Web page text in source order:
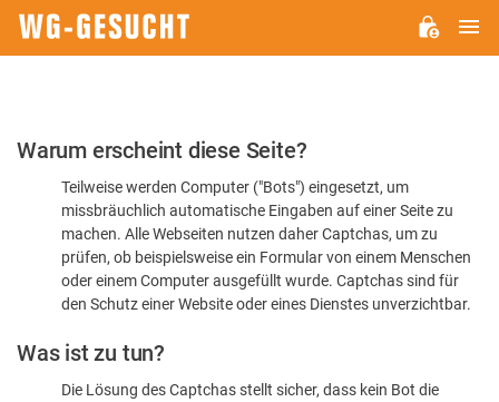
Bitte
dass
sind
Warum erscheint diese Seite?
Teilweise werden Computer ("Bots") eingesetzt, um
missbräuchlich automatische Eingaben auf einer Seite zu
machen. Alle Webseiten nutzen daher Captchas, um zu
prüfen, ob beispielsweise ein Formular von einem Menschen
oder einem Computer ausgefüllt wurde. Captchas sind für
den Schutz einer Website oder eines Dienstes unverzichtbar.
Was ist zu tun?
Die Lösung des Captchas stellt sicher, dass kein Bot die